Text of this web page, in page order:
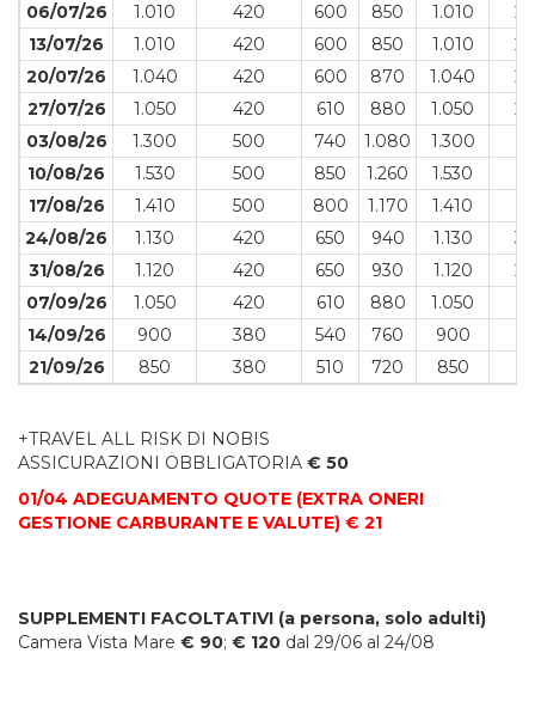
06/07/26 1.010 420 600 850 1.010
13/07/26
1.010 420 600 850 1.010
20/07/26
1.040 420 600 870 1.040
27/07/26
1.050 420 610 880 1.050
03/08/26
1.300 500 740 1.080 1.300
10/08/26
1.530 500 850 1.260 1.530
17/08/26
1.410 500 800 1.170 1.410
24/08/26
1.130 420 650 940 1.130
31/08/26
1.120 420 650 930 1.120
07/09/26
1.050 420 610 880 1.050
14/09/26
900 380 540 760 900
21/09/26
850 380 510 720 850
+TRAVEL ALL RISK DI NOBIS
ASSICURAZIONI OBBLIGATORIA € 50
01/04 ADEGUAMENTO QUOTE (EXTRA ONERI
GESTIONE CARBURANTE E VALUTE) € 21
SUPPLEMENTI FACOLTATIVI (a persona, solo adulti)
Camera Vista Mare € 90; € 120 dal 29/06 al 24/08